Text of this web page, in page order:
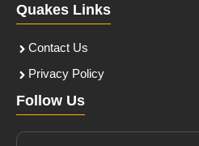
Quakes Links
Contact Us
Privacy Policy
Follow Us